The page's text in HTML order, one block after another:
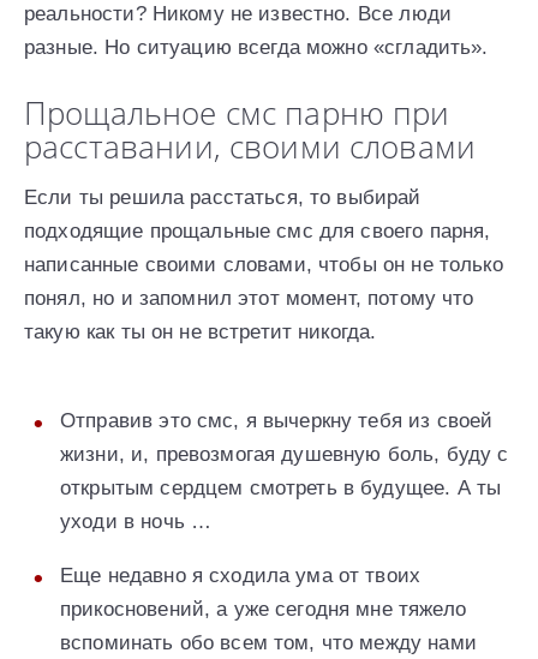
реальности? Никому не известно. Все люди
разные. Но ситуацию всегда можно «сгладить».
Прощальное смс парню при
расставании, своими словами
Если ты решила расстаться, то выбирай
подходящие прощальные смс для своего парня,
написанные своими словами, чтобы он не только
понял, но и запомнил этот момент, потому что
такую как ты он не встретит никогда.
Отправив это смс, я вычеркну тебя из своей
жизни, и, превозмогая душевную боль, буду с
открытым сердцем смотреть в будущее. А ты
уходи в ночь …
Еще недавно я сходила ума от твоих
прикосновений, а уже сегодня мне тяжело
вспоминать обо всем том, что между нами